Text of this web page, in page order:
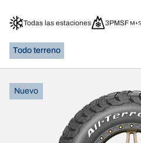
Nuevo
Todas las estaciones 3PMSF
Todo terreno